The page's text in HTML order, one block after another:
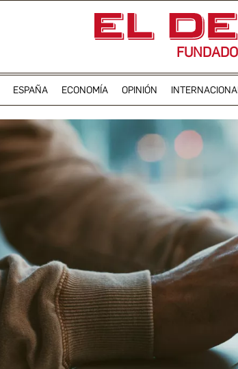
ESPAÑA ECONOMÍA OPINIÓN